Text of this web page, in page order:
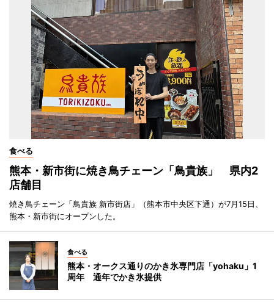
食べる
熊本・新市街に焼き鳥チェーン「鳥貴族」 県内2
店舗目
焼き鳥チェーン「鳥貴族 新市街店」（熊本市中央区下通）が7月15日、
熊本・新市街にオープンした。
食べる
熊本・オークス通りのかき氷専門店「yohaku」1
周年 通年でかき氷提供